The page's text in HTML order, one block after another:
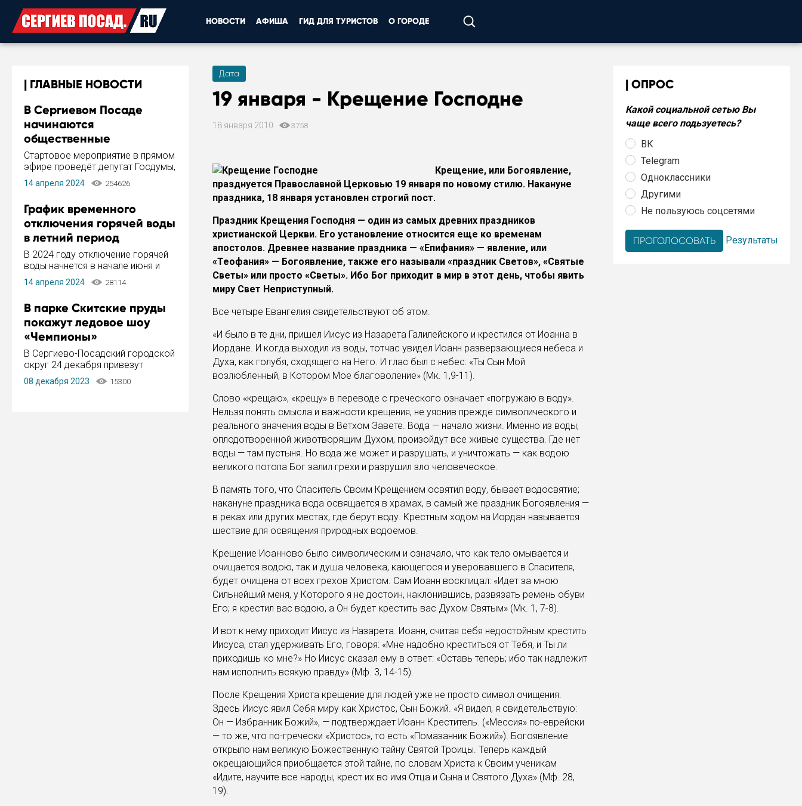
НОВОСТИ АФИША ГИД ДЛЯ ТУРИСТОВ О ГОРОДЕ
ГЛАВНЫЕ НОВОСТИ
В Сергиевом Посаде
начинаются
общественные
обсуждения Стратегии
развития города
Стартовое мероприятие в прямом
эфире проведёт депутат Госдумы,
инициатор и автор Концепции
развития Сергиева Посада и
Пахомов.
14 апреля 2024 254626
График временного
отключения горячей воды
в летний период
В 2024 году отключение горячей
воды начнется в начале июня и
завершится в конце августа.
Период отключения составит не
14 апреля 2024 28114
В парке Скитские пруды
покажут ледовое шоу
«Чемпионы»
В Сергиево-Посадский городской
округ 24 декабря привезут
ледовый тур «Чемпионы»
заслуженного мастера спорта,
08 декабря 2023 15300
Дата
19 января - Крещение Господне
18 января 2010 3758
Крещение, или Богоявление,
празднуется Православной Церковью 19 января по новому стилю. Накануне
праздника, 18 января установлен строгий пост.
Праздник Крещения Господня — один из самых древних праздников
христианской Церкви. Его установление относится еще ко временам
апостолов. Древнее название праздника — «Епифания» — явление, или
«Теофания» — Богоявление, также его называли «праздник Светов», «Святые
Светы» или просто «Светы». Ибо Бог приходит в мир в этот день, чтобы явить
миру Свет Неприступный.
Все четыре Евангелия свидетельствуют об этом.
«И было в те дни, пришел Иисус из Назарета Галилейского и крестился от Иоанна в
Иордане. И когда выходил из воды, тотчас увидел Иоанн разверзающиеся небеса и
Духа, как голубя, сходящего на Него. И глас был с небес: «Ты Сын Мой
возлюбленный, в Котором Мое благоволение» (Мк. 1,9-11).
Слово «крещаю», «крещу» в переводе с греческого означает «погружаю в воду».
Нельзя понять смысла и важности крещения, не уяснив прежде символического и
реального значения воды в Ветхом Завете. Вода — начало жизни. Именно из воды,
оплодотворенной животворящим Духом, произойдут все живые существа. Где нет
воды — там пустыня. Но вода же может и разрушать, и уничтожать — как водою
великого потопа Бог залил грехи и разрушил зло человеческое.
В память того, что Спаситель Своим Крещением освятил воду, бывает водосвятие;
накануне праздника вода освящается в храмах, в самый же праздник Богоявления —
в реках или других местах, где берут воду. Крестным ходом на Иордан называется
шествие для освящения природных водоемов.
Крещение Иоанново было символическим и означало, что как тело омывается и
очищается водою, так и душа человека, кающегося и уверовавшего в Спасителя,
будет очищена от всех грехов Христом. Сам Иоанн восклицал: «Идет за мною
Сильнейший меня, у Которого я не достоин, наклонившись, развязать ремень обуви
Его; я крестил вас водою, а Он будет крестить вас Духом Святым» (Мк. 1, 7-8).
И вот к нему приходит Иисус из Назарета. Иоанн, считая себя недостойным крестить
Иисуса, стал удерживать Его, говоря: «Мне надобно креститься от Тебя, и Ты ли
приходишь ко мне?» Но Иисус сказал ему в ответ: «Оставь теперь; ибо так надлежит
нам исполнить всякую правду» (Мф. 3, 14-15).
После Крещения Христа крещение для людей уже не просто символ очищения.
Здесь Иисус явил Себя миру как Христос, Сын Божий. «Я видел, я свидетельствую:
Он — Избранник Божий», — подтверждает Иоанн Креститель. («Мессия» по-еврейски
— то же, что по-гречески «Христос», то есть «Помазанник Божий»). Богоявление
открыло нам великую Божественную тайну Святой Троицы. Теперь каждый
окрещающийся приобщается этой тайне, по словам Христа к Своим ученикам
«Идите, научите все народы, крест их во имя Отца и Сына и Святого Духа» (Мф. 28,
19).
ОПРОС
Какой социальной сетью Вы
чаще всего подьзуетесь?
ВК
Telegram
Одноклассники
Другими
Не пользуюсь соцсетями
Результаты